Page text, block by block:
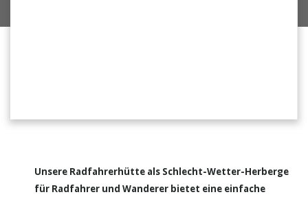
Unsere Radfahrerhütte als Schlecht-Wetter-Herberge
für Radfahrer und Wanderer bietet eine einfache